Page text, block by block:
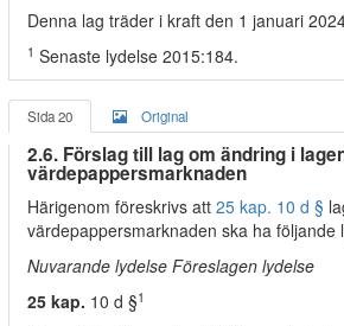
Denna lag träder i kraft den 1 januari
1 Senaste lydelse 2015:184.
Sida 20 Original
2.6. Förslag till lag om ändring i
värdepappersmarknaden
Härigenom föreskrivs att 25 kap. 10 d §
värdepappersmarknaden ska ha följande
Nuvarande lydelse Föreslagen lydelse
25 kap. 10 d §1